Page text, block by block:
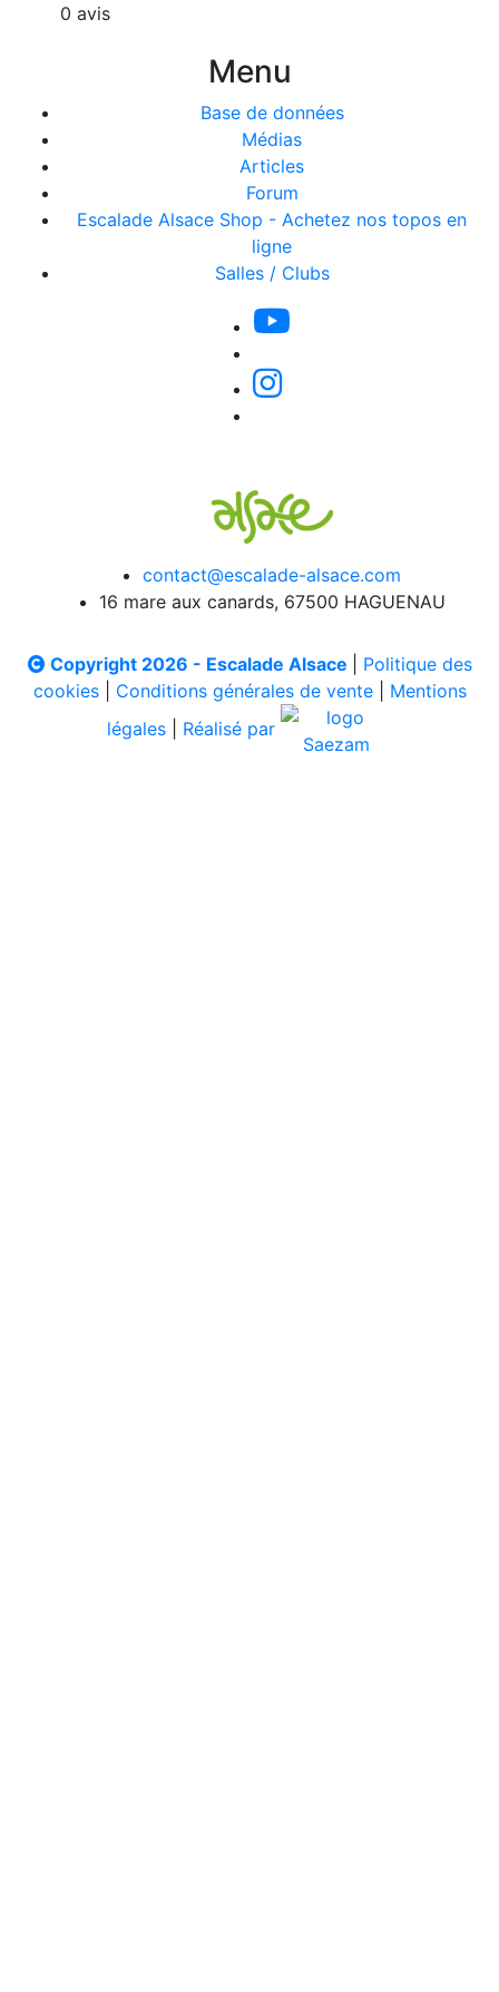
0 avis
Menu
Base de données
Médias
Articles
Forum
Escalade Alsace Shop - Achetez nos topos en
ligne
Salles / Clubs
contact@escalade-alsace.com
16 mare aux canards, 67500 HAGUENAU
Copyright 2026 - Escalade Alsace
Politique des
cookies| Conditions générales de vente| Mentions
légales
Réalisé par